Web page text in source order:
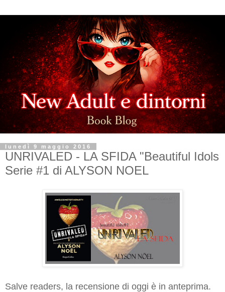
lunedì 9 maggio 2016
UNRIVALED - LA SFIDA "Beautiful Idols
Serie #1 di ALYSON NOEL
Salve readers, la recensione di oggi è in anteprima.